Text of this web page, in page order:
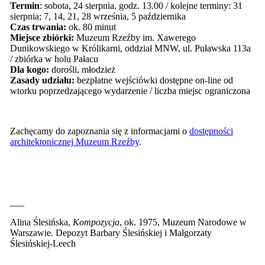
Termin: sobota, 24 sierpnia, godz. 13.00 / kolejne terminy: 31
sierpnia; 7, 14, 21, 28 września, 5 października
Czas trwania: ok. 80 minut
Miejsce zbiórki: Muzeum Rzeźby im. Xawerego
Dunikowskiego w Królikarni, oddział MNW, ul. Puławska 113a
/ zbiórka w holu Pałacu
Dla kogo: dorośli, młodzież
Zasady udziału: bezpłatne wejściówki dostępne on-line od
wtorku poprzedzającego wydarzenie / liczba miejsc ograniczona
Zachęcamy do zapoznania się z informacjami o dostępności
architektonicznej Muzeum Rzeźby.
Alina Ślesińska, Kompozycja, ok. 1975, Muzeum Narodowe w
Warszawie. Depozyt Barbary Ślesińskiej i Małgorzaty
Ślesińskiej-Leech